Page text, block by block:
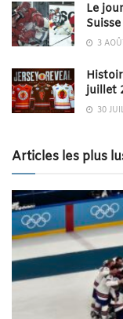
Le
3
juillet
30
Articles les plus